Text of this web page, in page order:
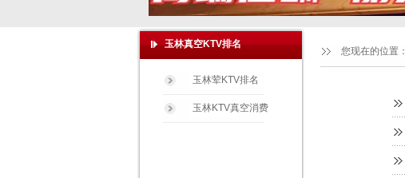
您现在的位置：
玉林真空KTV排名
玉林荤KTV排名
玉林KTV真空消费